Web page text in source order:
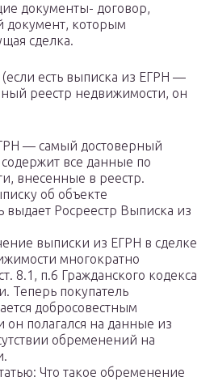
документы- договор,
документ, которым
сделка.
(если есть выписка из ЕГРН —
реестр недвижимости, он
— самый достоверный
все данные по
внесенные в реестр.
об объекте
выдает Росреестр Выписка из
выписки из ЕГРН в сделке
многократно
8.1, п.6 Гражданского кодекса
Теперь покупатель
добросовестным
он полагался на данные из
обременений на
Что такое обременение